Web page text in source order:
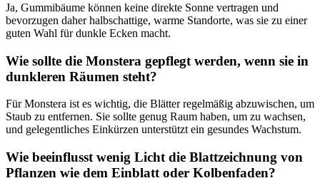
Ja, Gummibäume können keine direkte Sonne vertragen und
bevorzugen daher halbschattige, warme Standorte, was sie zu einer
guten Wahl für dunkle Ecken macht.
Wie sollte die Monstera gepflegt werden, wenn sie in
dunkleren Räumen steht?
Für Monstera ist es wichtig, die Blätter regelmäßig abzuwischen, um
Staub zu entfernen. Sie sollte genug Raum haben, um zu wachsen,
und gelegentliches Einkürzen unterstützt ein gesundes Wachstum.
Wie beeinflusst wenig Licht die Blattzeichnung von
Pflanzen wie dem Einblatt oder Kolbenfaden?